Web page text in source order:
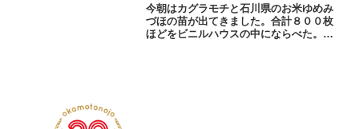
今朝はカグラモチと石川県のお米ゆめみ
づほの苗が出てきました。合計８００枚
ほどをビニルハウスの中にならべた。そ